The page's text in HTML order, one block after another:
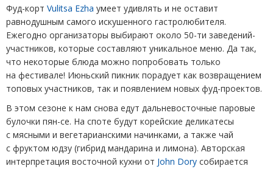
Фуд-корт Vulitsa Ezha умеет удивлять и не оставит
равнодушным самого искушенного гастролюбителя.
Ежегодно организаторы выбирают около 50-ти заведений-
участников, которые составляют уникальное меню. Да так,
что некоторые блюда можно попробовать только
на фестивале! Июньский пикник порадует как возвращением
топовых участников, так и появлением новых фуд-проектов.
В этом сезоне к нам снова едут дальневосточные паровые
булочки пян-се. На споте будут корейские деликатесы
с мясными и вегетарианскими начинками, а также чай
с фруктом юдзу (гибрид мандарина и лимона). Авторская
интерпретация восточной кухни от John Dory собирается